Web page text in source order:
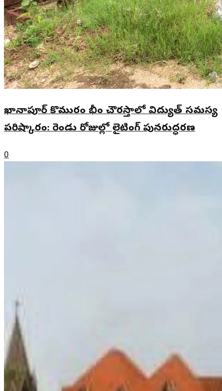
ఖానాపూర్ కొమురం భీం చౌరస్తాలో విద్యుత్ సమస్య
పరిష్కారం: రెండు రోజుల్లో లైటింగ్ పునరుద్ధరణ
0